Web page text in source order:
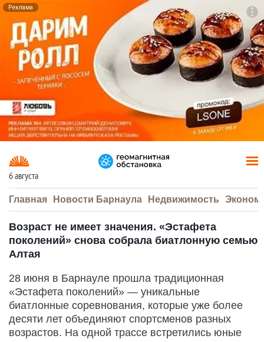
Реклама
6 августа
Главная Новости Барнаула Недвижимость
Возраст не имеет значения. «Эстафета
поколений» снова собрала биатлонную семью
Алтая
28 июня в Барнауле прошла традиционная
«Эстафета поколений» — уникальные
биатлонные соревнования, которые уже более
десяти лет объединяют спортсменов разных
возрастов. На одной трассе встретились юные